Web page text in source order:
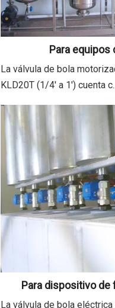
Para equipos
La válvula de bola
KLD20T (1/4' a 1') cuenta
Para dispositivo
La válvula de bola